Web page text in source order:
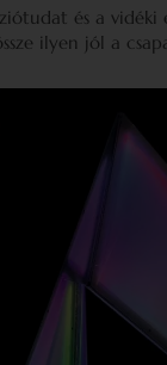
és a
ilyen jól a